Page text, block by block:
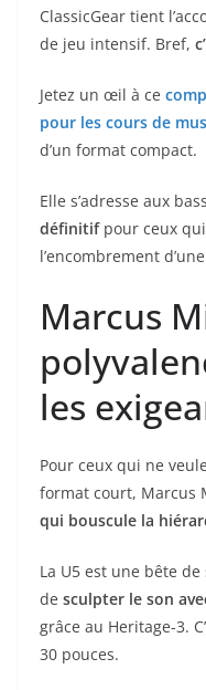
ClassicGear tient
de jeu intensif. Bref,
Jetez un œil à ce
pour les cours de
d’un format compact.
Elle s’adresse aux
définitifpour ceux
l’encombrement
Marcus
les
Pour ceux qui ne
format court, Marcus
qui bouscule la
La U5 est une bête
de sculpter le son
grâce au Heritage-3.
30 pouces.